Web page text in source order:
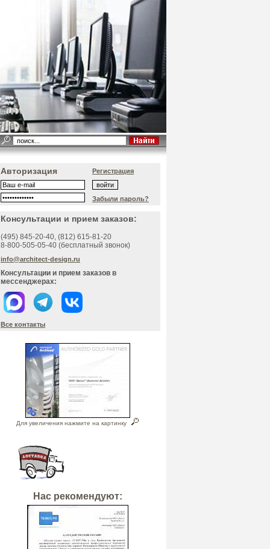
Авторизация Регистрация
Забыли пароль?
Консультации и прием заказов:
(495) 845-20-40, (812) 615-81-20
8-800-505-05-40 (бесплатный звонок)
info@architect-design.ru
Консультации и прием заказов в
мессенджерах:
Все контакты
Для увеличения нажмите на картинку
Нас рекомендуют: